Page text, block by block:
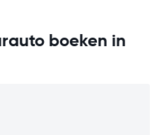
boeken in